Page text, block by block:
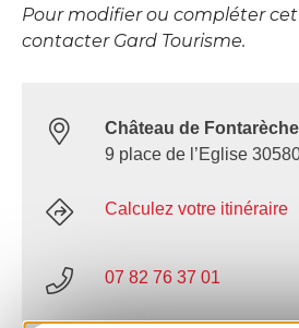
Pour modifier ou compléter
contacter Gard Tourisme.
Château de
9 place de l’Eglise
Calculez votre itinéraire
07 82 76 37 01